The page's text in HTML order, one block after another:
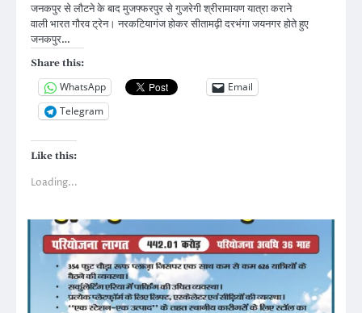
जनकपुर से लौटने के बाद मुजफ्फरपुर से गुजरेगी श्रीरामायण यात्रा कराने
वाली भारत गौरव ट्रेन। नरकटियागंज होकर सीतामढ़ी दरभंगा जयनगर होते हुए
जनकपुर…
Share this:
WhatsApp
Email
Telegram
Like this:
Loading...